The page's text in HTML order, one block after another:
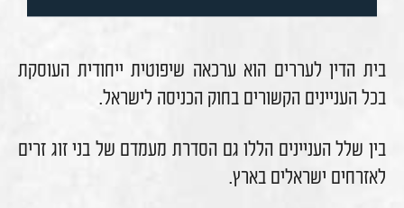
בית הדין לעררים הוא ערכאה שיפוטית ייחודית העוסקת
בכל העניינים הקשורים בחוק הכניסה לישראל.
בין שלל העניינים הללו גם הסדרת מעמדם של בני זוג זרים
לאזרחים ישראלים בארץ.